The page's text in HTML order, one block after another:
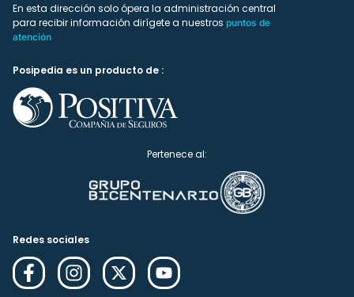
En esta dirección solo ópera la administración central
para recibir información dirígete a nuestros puntos de
atención
Posipedia es un producto de :
Pertenece al:
Redes sociales